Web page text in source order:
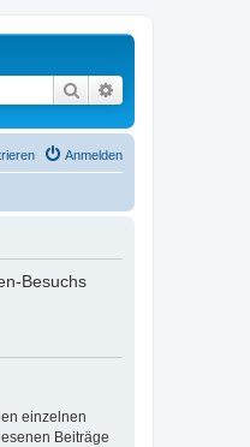
Suche
Anmelden
Besuchs
einzelnen
Beiträge